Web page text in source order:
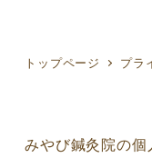
トップページ プラ
みやび鍼灸院の